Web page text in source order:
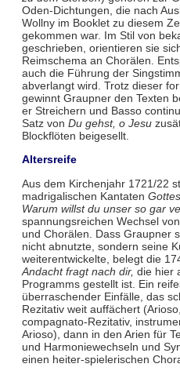
Oden-Dichtungen, die nach
Wollny im Booklet zu diesem
gekommen war. Im Stil von
geschrieben, orientieren sie
Reimschema an Chorälen.
auch die Führung der
abverlangt wird. Trotz dieser
gewinnt Graupner den Texten
er Streichern und Basso
Satz von Du gehst, o Jesu
Blockflöten beigesellt.
Altersreife
Aus dem Kirchenjahr 1721/22
madrigalischen Kantaten
Warum willst du unser so gar
spannungsreichen Wechsel
und Chorälen. Dass Graupner
nicht abnutzte, sondern seine
weiterentwickelte, belegt die
Andacht fragt nach dir, die hier
Programms gestellt ist. Ein
überraschender Einfälle, das
Rezitativ weit auffächert
compagnato-Rezitativ,
Arioso), dann in den Arien für
und Harmoniewechseln und
einen heiter-spielerischen